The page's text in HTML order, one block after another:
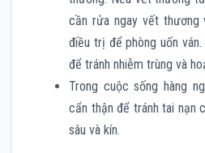
cần rửa ngay vết thương
điều trị để phòng uốn
để tránh nhiễm trùng và
Trong cuộc sống hàng
cẩn thận để tránh tai nạn
sâu và kín.